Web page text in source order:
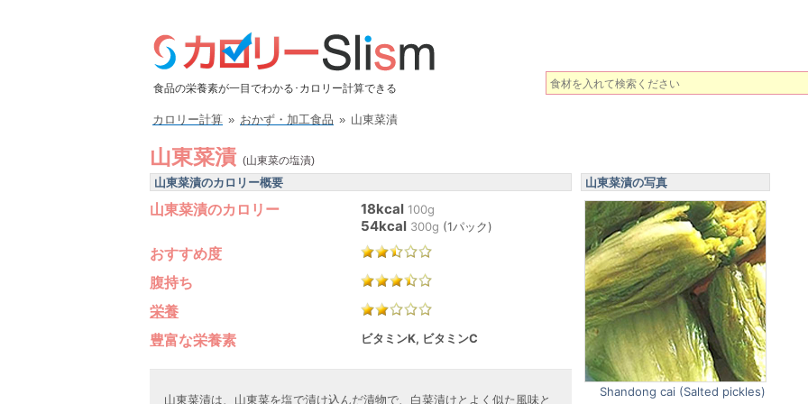
食品の栄養素が一目でわかる･カロリー計算できる
カロリー計算 » おかず・加工食品 » 山東菜漬
山東菜漬 (山東菜の塩漬)
山東菜漬のカロリー概要
山東菜漬のカロリー 18kcal 100g
54kcal 300g (1パック)
おすすめ度
腹持ち
栄養
豊富な栄養素
ビタミンK, ビタミンC
山東菜漬は、山東菜を塩で漬け込んだ漬物で、白菜漬けとよく似た風味と
山東菜漬の写真
Shandong cai (Salted pickles)